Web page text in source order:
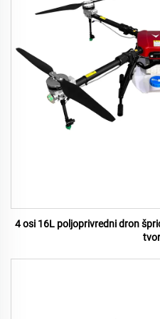
4 osi 16L poljoprivredni dron